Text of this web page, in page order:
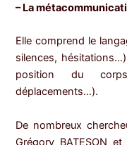
– La
Elle comprend le
silences,
position du
déplacements…).
De nombreux
Grégory BATESON